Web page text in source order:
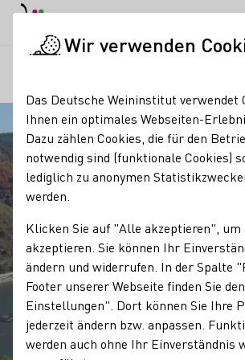
Wir verwenden
Das Deutsche Weininstitut verwendet
Ihnen ein optimales Webseiten-
Dazu zählen Cookies, die für den
notwendig sind (funktionale Cookies)
lediglich zu anonymen
werden.
Klicken Sie auf "Alle akzeptieren", um
akzeptieren. Sie können Ihr
ändern und widerrufen. In der Spalte
Footer unserer Webseite finden Sie
Einstellungen". Dort können Sie Ihre
jederzeit ändern bzw. anpassen.
werden auch ohne Ihr Einverständnis